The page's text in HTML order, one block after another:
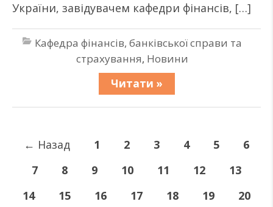
України, завідувачем кафедри фінансів, […]
Кафедра фінансів, банківської справи та
страхування, Новини
Читати »
← Назад 1 2 3 4 5
6
7
8 9 10 11 12
13
14
15 16 17 18 19
20